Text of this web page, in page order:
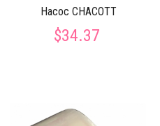
Насос CHACOTT
$34.37